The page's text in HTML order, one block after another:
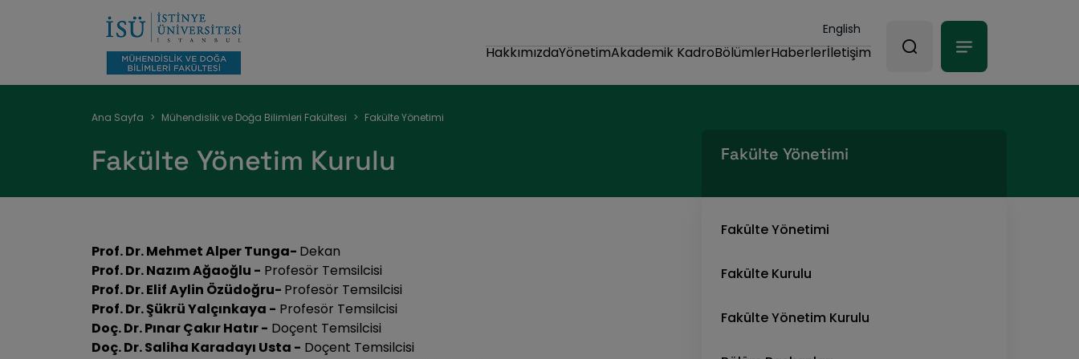
English
HakkımızdaYönetimAkademik KadroBölümlerHaberlerİletişim
Sayfa
yolu
Ana Sayfa Mühendislik ve Doğa Bilimleri Fakültesi Fakülte Yönetimi
Fakülte Yönetim Kurulu Fakülte Yönetimi
Fakülte Yönetimi
Fakülte Kurulu
Fakülte Yönetim Kurulu
Prof. Dr. Mehmet Alper Tunga- Dekan
Prof. Dr. Nazım Ağaoğlu - Profesör Temsilcisi
Prof. Dr. Elif Aylin Özüdoğru- Profesör Temsilcisi
Prof. Dr. Şükrü Yalçınkaya - Profesör Temsilcisi
Doç. Dr. Pınar Çakır Hatır - Doçent Temsilcisi
Doç. Dr. Saliha Karadayı Usta - Doçent Temsilcisi